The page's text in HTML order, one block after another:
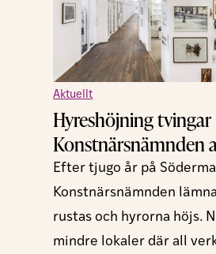
Aktuellt
Hyreshöjning tvingar
Konstnärsnämnden
Efter tjugo år på
Konstnärsnämnden
rustas och hyrorna höjs.
mindre lokaler där all